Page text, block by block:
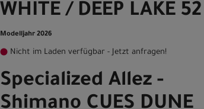
WHITE / DEEP LAKE 52
Modelljahr 2026
Nicht im Laden verfügbar - Jetzt anfragen!
Specialized Allez -
Shimano CUES DUNE